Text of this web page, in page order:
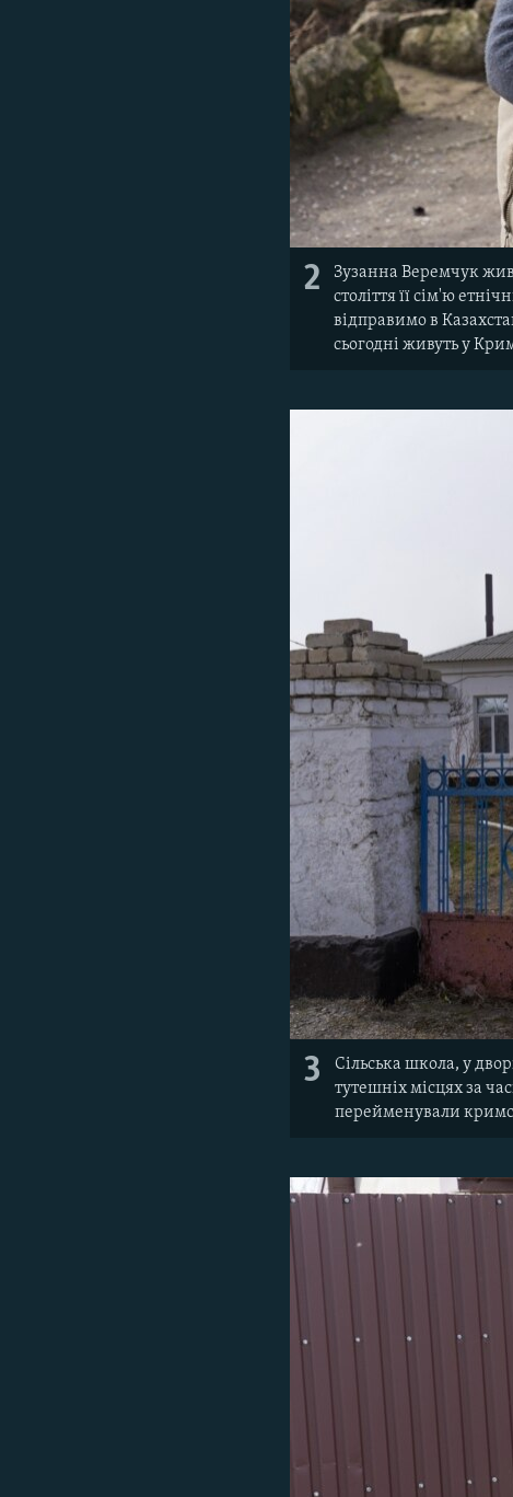
2
Зузанна Веремчук
століття її сім'ю
відправимо в
сьогодні живуть у
3
Сільська школа, у
тутешніх місцях за
перейменували